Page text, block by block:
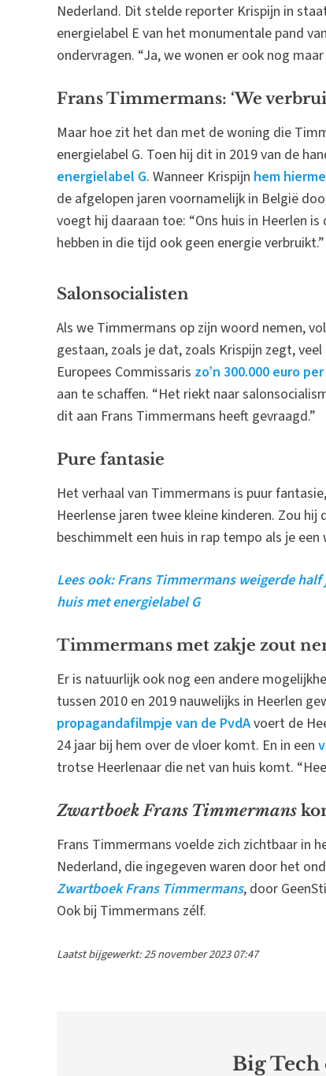
Nederland. Dit stelde reporter Krispijn in
energielabel E van het monumentale pand
ondervragen. “Ja, we wonen er ook nog maar
Frans Timmermans: ‘We
Maar hoe zit het dan met de woning die
energielabel G. Toen hij dit in 2019 van de
energielabel G. Wanneer Krispijn hem
de afgelopen jaren voornamelijk in België
voegt hij daaraan toe: “Ons huis in Heerlen
hebben in die tijd ook geen energie verbruikt.”
Salonsocialisten
Als we Timmermans op zijn woord nemen,
gestaan, zoals je dat, zoals Krispijn zegt,
Europees Commissaris zo’n 300.000 euro
aan te schaffen. “Het riekt naar
dit aan Frans Timmermans heeft gevraagd.”
Pure fantasie
Het verhaal van Timmermans is puur
Heerlense jaren twee kleine kinderen. Zou
beschimmelt een huis in rap tempo als je
Lees ook: Frans Timmermans weigerde
huis met energielabel G
Timmermans met zakje zout
Er is natuurlijk ook nog een andere
tussen 2010 en 2019 nauwelijks in Heerlen
propagandafilmpje van de PvdAvoert de
24 jaar bij hem over de vloer komt. En in een
trotse Heerlenaar die net van huis komt.
Zwartboek Frans Timmermans
Frans Timmermans voelde zich zichtbaar in
Nederland, die ingegeven waren door het
Zwartboek Frans Timmermans, door
Ook bij Timmermans zélf.
Laatst bijgewerkt: 25 november 2023 07:47
Big Tech